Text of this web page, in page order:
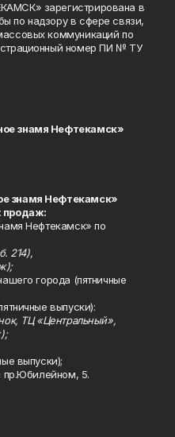
зарегистрирована в
по надзору в сфере связи,
коммуникаций по
номер ПИ № ТУ
знамя Нефтекамск»
знамя Нефтекамск»
продаж:
Нефтекамск» по
214),
города (пятничные
выпуски):
ТЦ «Центральный»,
выпуски);
пр.Юбилейном, 5.